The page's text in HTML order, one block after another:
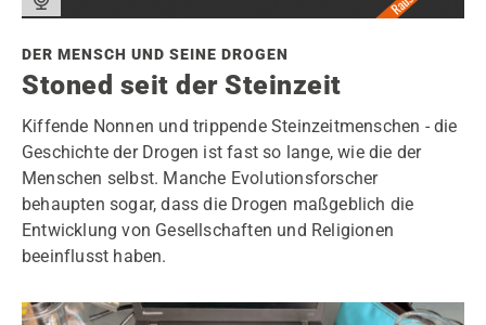
DER MENSCH UND SEINE DROGEN
Stoned seit der Steinzeit
Kiffende Nonnen und trippende Steinzeitmenschen - die
Geschichte der Drogen ist fast so lange, wie die der
Menschen selbst. Manche Evolutionsforscher
behaupten sogar, dass die Drogen maßgeblich die
Entwicklung von Gesellschaften und Religionen
beeinflusst haben.